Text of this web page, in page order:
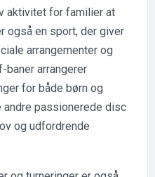
aktivitet for familier at
også en sport, der giver
arrangementer og
baner arrangerer
for både børn og
andre passionerede disc
og udfordrende